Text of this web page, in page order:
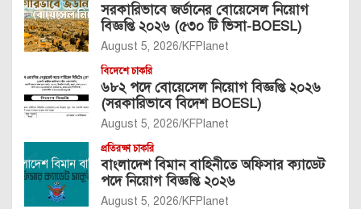
সরকারিভাবে জর্ডানের বোয়েসেল নিয়োগ
বিজ্ঞপ্তি ২০২৬ (৫৩০ টি ভিসা-BOESL)
August 5, 2026 KFPlanet
বিদেশে চাকরি
৬৮২ পদে বোয়েসেল নিয়োগ বিজ্ঞপ্তি ২০২৬
(সরকারিভাবে বিদেশ BOESL)
August 5, 2026 KFPlanet
প্রতিরক্ষা চাকরি
বাংলাদেশ বিমান বাহিনীতে অফিসার ক্যাডেট
পদে নিয়োগ বিজ্ঞপ্তি ২০২৬
August 5, 2026 KFPlanet